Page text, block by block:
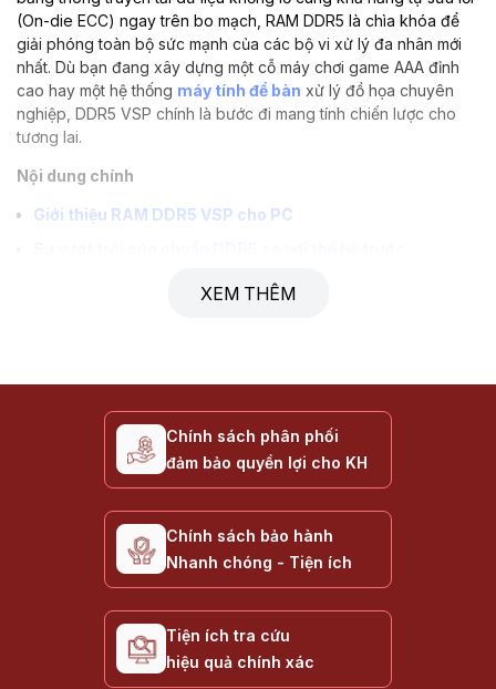
(On-die ECC) ngay trên bo mạch, RAM DDR5 là chìa khóa để
giải phóng toàn bộ sức mạnh của các bộ vi xử lý đa nhân mới
nhất. Dù bạn đang xây dựng một cỗ máy chơi game AAA đỉnh
cao hay một hệ thống máy tính để bàn xử lý đồ họa chuyên
nghiệp, DDR5 VSP chính là bước đi mang tính chiến lược cho
tương lai.
Nội dung chính
Giới thiệu RAM DDR5 VSP cho PC
Ưu điểm nổi bật của RAM DDR5 VSP
Hướng dẫn chọn mua RAM DDR5 VSP phù hợp
Thông số kỹ thuật tham khảo
Câu hỏi thường gặp về RAM DDR5 VSP
Liên hệ & Mua hàng
Giới thiệu RAM DDR5 VSP cho PC
RAM DDR5 VSPlà thế hệ bộ nhớ trong (DRAM) tiên tiến nhất,
sử dụng chuẩn giao tiếp DIMM 288-pin thế hệ mới dành riêng
cho máy tính để bàn. Sản phẩm được thiết kế để tương thích
hoàn hảo với các thế hệBo mạch chủ VSP
hàng đầu sử dụng chipset đời mới (như Intel Z690, Z790, B760
XEM THÊM
Chính sách phân phối
đảm bảo quyền lợi cho KH
Chính sách bảo hành
Nhanh chóng - Tiện ích
Tiện ích tra cứu
hiệu quả chính xác